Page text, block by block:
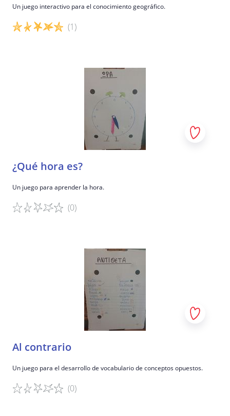
Un juego interactivo para el conocimiento geográfico.
(1)
¿Qué hora es?
Un juego para aprender la hora.
(0)
Al contrario
Un juego para el desarrollo de vocabulario de conceptos opuestos.
(0)